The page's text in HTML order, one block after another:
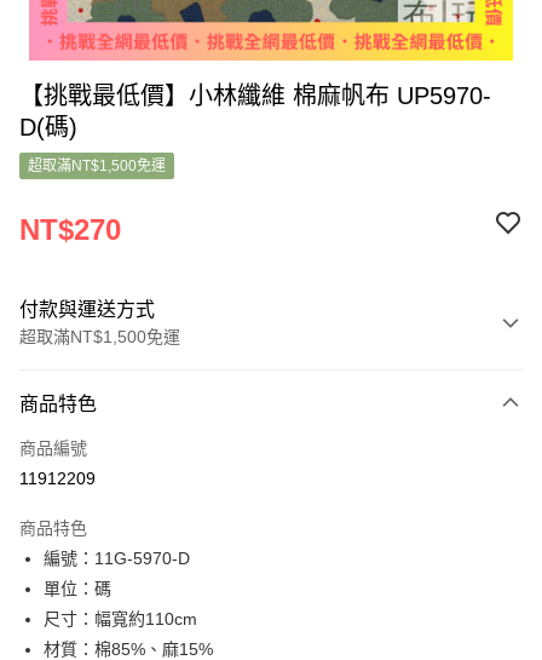
【挑戰最低價】小林纖維 棉麻帆布 UP5970-
D(碼)
超取滿NT$1,500免運
NT$270
付款與運送方式
超取滿NT$1,500免運
信用卡一次付款
超商取貨付款
Apple Pay
Google Pay
ATM付款
商品特色
商品編號
11912209
商品特色
編號：11G-5970-D
單位：碼
尺寸：幅寬約110cm
材質：棉85%、麻15%